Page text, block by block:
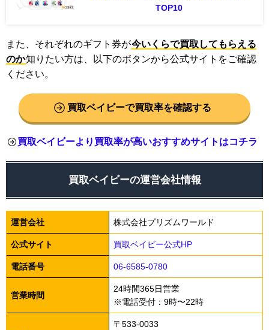
TOP10
また、それぞれのギフト券が今いくらで買取してもらえる
のか知りたい方は、以下のボタンから公式サイトをご確認
ください。
買取ベイビーで買取率を確認する
買取ベイビーより買取率が高いおすすめサイトはコチラ
買取ベイビーの運営会社情報
運営会社 株式会社プリズムワールド
公式サイト 買取ベイビー公式HP
電話番号 06-6585-0780
営業時間
24時間365日営業
※電話受付：9時〜22時
〒533-0033